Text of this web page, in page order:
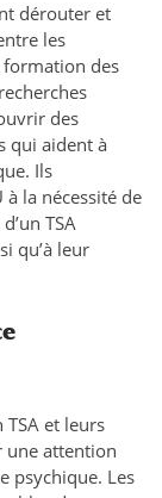
dérouter et
les
formation des
des
qui aident à
Ils
la nécessité de
TSA
qu’à leur
TSA et leurs
une attention
psychique. Les